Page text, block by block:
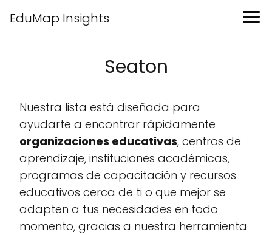
EduMap Insights
Seaton
Nuestra lista está diseñada para
ayudarte a encontrar rápidamente
organizaciones educativas, centros de
aprendizaje, instituciones académicas,
programas de capacitación y recursos
educativos cerca de ti o que mejor se
adapten a tus necesidades en todo
momento, gracias a nuestra herramienta